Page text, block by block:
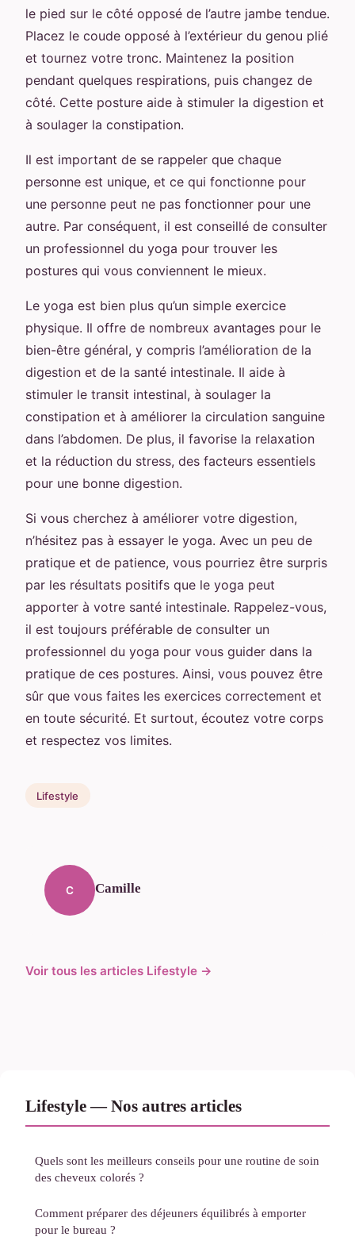
le pied sur le côté opposé de l’autre jambe tendue.
Placez le coude opposé à l’extérieur du genou plié
et tournez votre tronc. Maintenez la position
pendant quelques respirations, puis changez de
côté. Cette posture aide à stimuler la digestion et
à soulager la constipation.
Il est important de se rappeler que chaque
personne est unique, et ce qui fonctionne pour
une personne peut ne pas fonctionner pour une
autre. Par conséquent, il est conseillé de consulter
un professionnel du yoga pour trouver les
postures qui vous conviennent le mieux.
Le yoga est bien plus qu’un simple exercice
physique. Il offre de nombreux avantages pour le
bien-être général, y compris l’amélioration de la
digestion et de la santé intestinale. Il aide à
stimuler le transit intestinal, à soulager la
constipation et à améliorer la circulation sanguine
dans l’abdomen. De plus, il favorise la relaxation
et la réduction du stress, des facteurs essentiels
pour une bonne digestion.
Si vous cherchez à améliorer votre digestion,
n’hésitez pas à essayer le yoga. Avec un peu de
pratique et de patience, vous pourriez être surpris
par les résultats positifs que le yoga peut
apporter à votre santé intestinale. Rappelez-vous,
il est toujours préférable de consulter un
professionnel du yoga pour vous guider dans la
pratique de ces postures. Ainsi, vous pouvez être
sûr que vous faites les exercices correctement et
en toute sécurité. Et surtout, écoutez votre corps
et respectez vos limites.
Lifestyle
C Camille
Voir tous les articles Lifestyle →
Lifestyle — Nos autres articles
Quels sont les meilleurs conseils pour une routine de soin
des cheveux colorés ?
Comment préparer des déjeuners équilibrés à emporter
pour le bureau ?